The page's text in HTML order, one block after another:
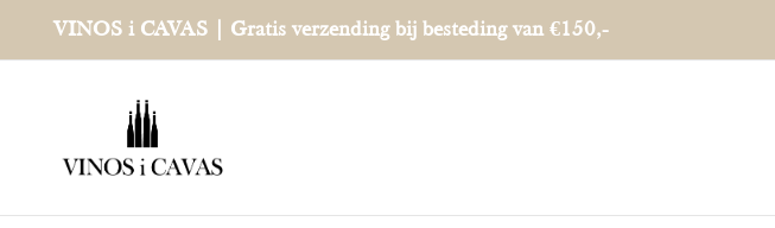
naar
VINOS i CAVAS | Gratis verzending bij besteding van €150,-